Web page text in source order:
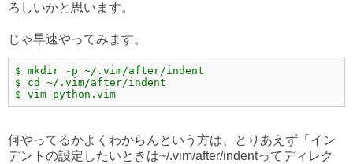
ろしいかと思います。
じゃ早速やってみます。
$ mkdir -p ~/.vim/after/indent
$ cd ~/.vim/after/indent
$ vim python.vim
何やってるかよくわからんという方は、とりあえず「イン
デントの設定したいときは~/.vim/after/indentってディレク